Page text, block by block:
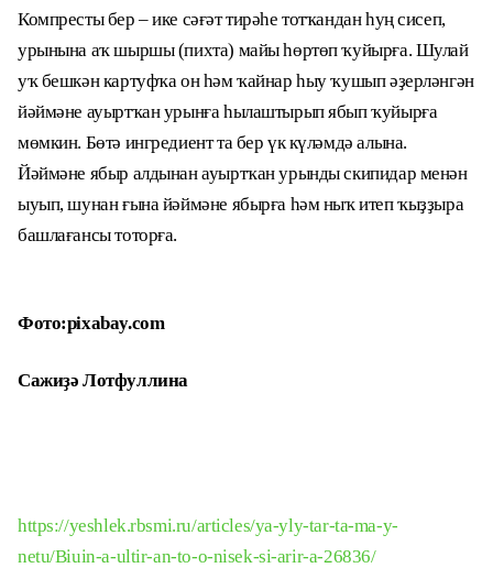
Компресты бер – ике сәғәт тирәһе тотҡандан һуң сисеп,
урынына аҡ шыршы (пихта) майы һөртөп ҡуйырға. Шулай
уҡ бешкән картуфҡа он һәм ҡайнар һыу ҡушып әҙерләнгән
йәймәне ауыртҡан урынға һылаштырып ябып ҡуйырға
мөмкин. Бөтә ингредиент та бер үк күләмдә алына.
Йәймәне ябыр алдынан ауыртҡан урынды скипидар менән
ыуып, шунан ғына йәймәне ябырға һәм ныҡ итеп ҡыҙҙыра
башлағансы тоторға.
Фото:pixabay.com
Сажиҙә Лотфуллина
https://yeshlek.rbsmi.ru/articles/ya-yly-tar-ta-ma-y-
netu/Biuin-a-ultir-an-to-o-nisek-si-arir-a-26836/